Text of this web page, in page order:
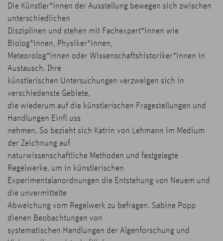
Die Künstler*innen der Ausstellung bewegen sich zwischen
unterschiedlichen
Disziplinen und stehen mit Fachexpert*innen wie
Biolog*innen, Physiker*innen,
Meteorolog*innen oder Wissenschaftshistoriker*innen in
Austausch. Ihre
künstlerischen Untersuchungen verzweigen sich in
verschiedenste Gebiete,
die wiederum auf die künstlerischen Fragestellungen und
Handlungen Einfl uss
nehmen. So bezieht sich Katrin von Lehmann im Medium
der Zeichnung auf
naturwissenschaftliche Methoden und festgelegte
Regelwerke, um in künstlerischen
Experimentalanordnungen die Entstehung von Neuem und
die unvermittelte
Abweichung vom Regelwerk zu befragen. Sabine Popp
dienen Beobachtungen von
systematischen Handlungen der Algenforschung und